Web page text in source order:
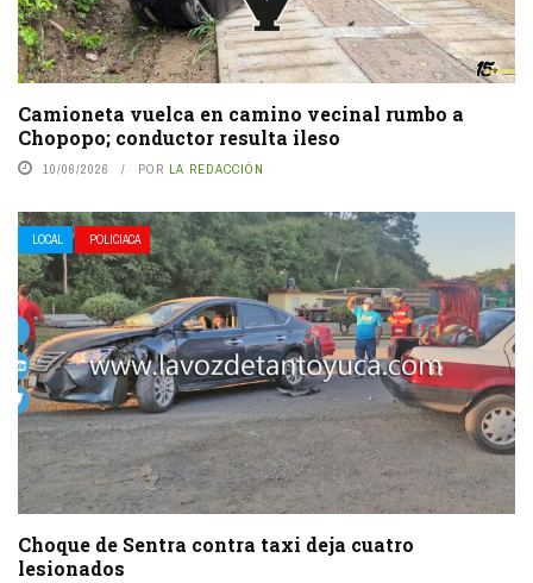
Camioneta vuelca en camino vecinal rumbo a
Chopopo; conductor resulta ileso
10/06/2026 POR LA REDACCIÓN
LOCAL POLICIACA
Choque de Sentra contra taxi deja cuatro
lesionados